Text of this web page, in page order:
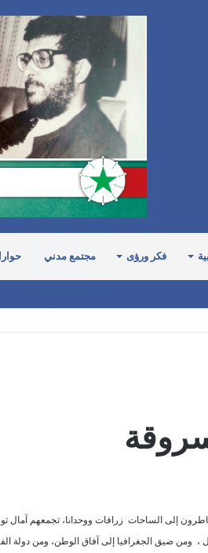
فكر ورؤى مجتمع مدني
إلى الساحات زرافات ووحدانا، تجمعهم آمال
، ومن ضيق الجغرافيا إلى آفاق الوطن، ومن دولة